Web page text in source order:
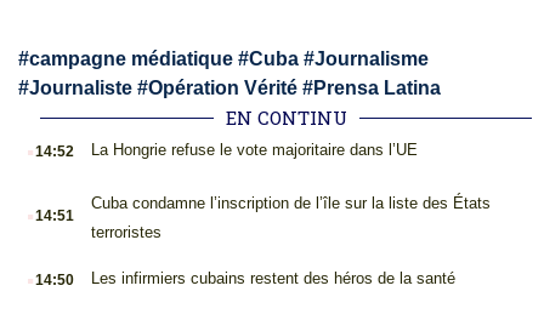
#campagne médiatique #Cuba #Journalisme
#Journaliste #Opération Vérité #Prensa Latina
EN CONTINU
.14:52 La Hongrie refuse le vote majoritaire dans l’UE
.14:51
Cuba condamne l’inscription de l’île sur la liste des États
terroristes
.14:50 Les infirmiers cubains restent des héros de la santé